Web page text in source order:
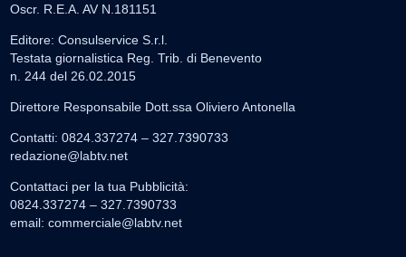
Oscr. R.E.A. AV N.181151
Editore: Consulservice S.r.l.
Testata giornalistica Reg. Trib. di Benevento
n. 244 del 26.02.2015
Direttore Responsabile Dott.ssa Oliviero Antonella
Contatti: 0824.337274 – 327.7390733
redazione@labtv.net
Contattaci per la tua Pubblicità:
0824.337274 – 327.7390733
email: commerciale@labtv.net